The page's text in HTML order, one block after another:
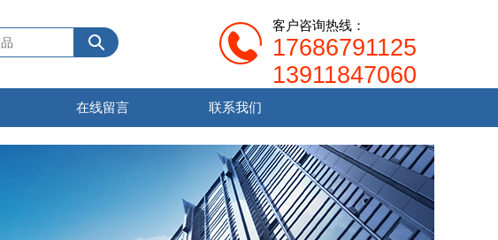
客户咨询热线：
17686791125
13911847060
在线留言 联系我们